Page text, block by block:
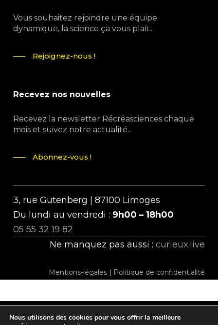
Vous souhaitez rejoindre une équipe
dynamique, la science ça vous plait...
Rejoignez-nous !
Recevez nos nouvelles
Recevez la newsletter Récréasciences chaque
mois et suivez notre actualité...
Abonnez-vous !
3, rue Gutenberg | 87100 Limoges
Du lundi au vendredi : 9h00 – 18h00
05 55 32 19 82
Ne manquez pas aussi :curieux.live
Mentions-légales | Politique de confidentialité
twitter facebook linkedin instagramtiktok
Nous utilisons des cookies pour vous offrir la meilleure